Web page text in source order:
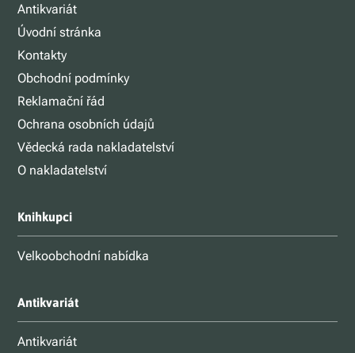
Antikvariát
Úvodní stránka
Kontakty
Obchodní podmínky
Reklamační řád
Ochrana osobních údajů
Vědecká rada nakladatelství
O nakladatelství
Knihkupci
Velkoobchodní nabídka
Antikvariát
Antikvariát